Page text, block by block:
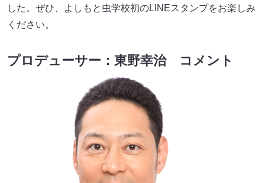
した。ぜひ、よしもと虫学校初のLINEスタンプをお楽しみ
ください。
プロデューサー：東野幸治 コメント